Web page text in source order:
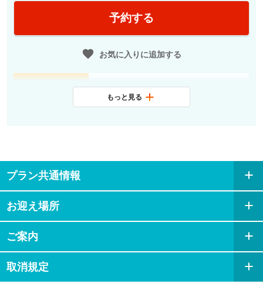
予約する
お気に入りに追加する
送迎(お迎え)
*各ホテルによって、出発時間が異な
場までは、車での移動に1時間から1
08:00
もっと見る
プラン共通情報
お迎え場所
ご案内
取消規定